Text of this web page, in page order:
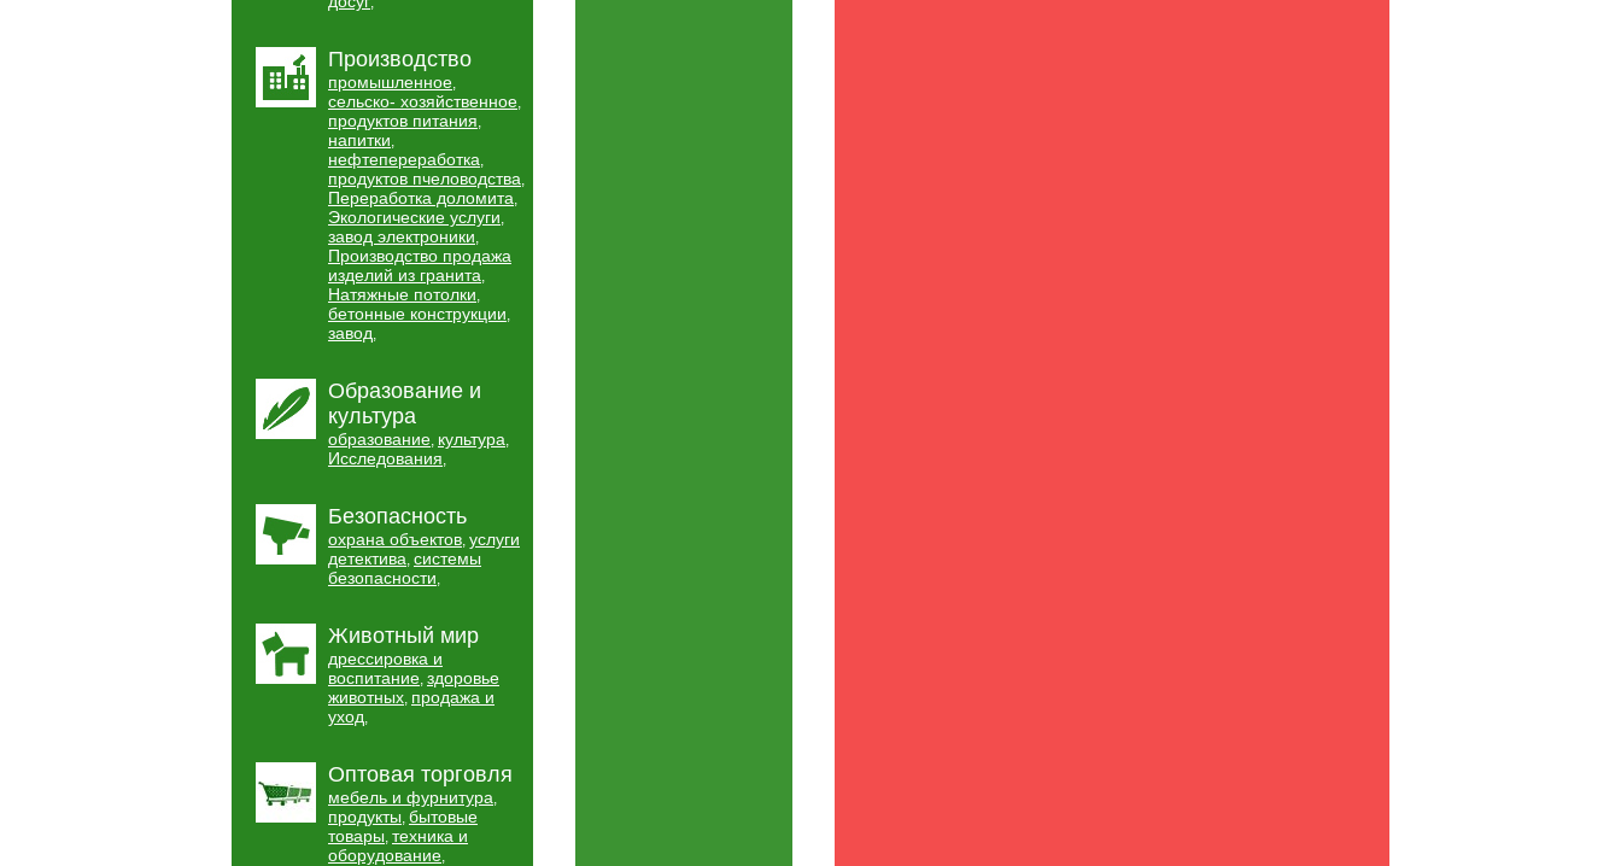
Производство
промышленное,
сельско- хозяйственное,
продуктов питания,
напитки,
нефтепереработка,
продуктов пчеловодства,
Переработка доломита,
Экологические услуги,
завод электроники,
Производство продажа
изделий из гранита,
Натяжные потолки,
бетонные конструкции,
завод,
Образование и
культура
образование, культура,
Исследования,
Безопасность
охрана объектов, услуги
детектива, системы
безопасности,
Животный мир
дрессировка и
воспитание, здоровье
животных, продажа и
уход,
Оптовая торговля
мебель и фурнитура,
продукты, бытовые
товары, техника и
оборудование,